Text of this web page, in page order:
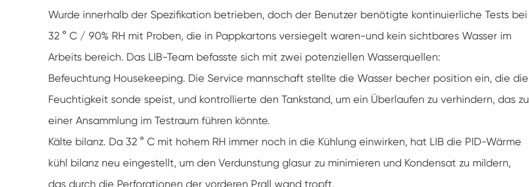
Temperatur-Vibrations maschine
Industrie ofen für Batterien
Doppelte Tür benutzer definierte
Temperatur-Feuchtigkeits-Kammer
Haltbarkeit prüfungs kammer
Kombinierte Salz sprüh-und Klima test
Wurde innerhalb der Spezifikation betrieben, doch der Benutzer benötigte kontinuierliche Tests bei
32 ° C / 90% RH mit Proben, die in Pappkartons versiegelt waren-und kein sichtbares Wasser im
Arbeits bereich. Das LIB-Team befasste sich mit zwei potenziellen Wasserquellen:
Befeuchtung Housekeeping. Die Service mannschaft stellte die Wasser becher position ein, die die
Feuchtigkeit sonde speist, und kontrollierte den Tankstand, um ein Überlaufen zu verhindern, das zu
einer Ansammlung im Testraum führen könnte.
Kälte bilanz. Da 32 ° C mit hohem RH immer noch in die Kühlung einwirken, hat LIB die PID-Wärme
kühl bilanz neu eingestellt, um den Verdunstung glasur zu minimieren und Kondensat zu mildern,
das durch die Perforationen der vorderen Prall wand tropft.